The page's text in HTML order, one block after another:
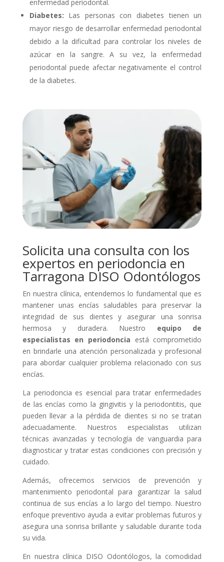
enfermedad periodontal.
Diabetes: Las personas con diabetes tienen un
mayor riesgo de desarrollar enfermedad periodontal
debido a la dificultad para controlar los niveles de
azúcar en la sangre. A su vez, la enfermedad
periodontal puede afectar negativamente el control
de la diabetes.
Solicita una consulta con los
expertos en periodoncia en
Tarragona DISO Odontólogos
En nuestra clínica, entendemos lo fundamental que es
mantener unas encías saludables para preservar la
integridad de sus dientes y asegurar una sonrisa
hermosa y duradera. Nuestro equipo de
especialistas en periodoncia está comprometido
en brindarle una atención personalizada y profesional
para abordar cualquier problema relacionado con sus
encías.
La periodoncia es esencial para tratar enfermedades
de las encías como la gingivitis y la periodontitis, que
pueden llevar a la pérdida de dientes si no se tratan
adecuadamente. Nuestros especialistas utilizan
técnicas avanzadas y tecnología de vanguardia para
diagnosticar y tratar estas condiciones con precisión y
cuidado.
Además, ofrecemos servicios de prevención y
mantenimiento periodontal para garantizar la salud
continua de sus encías a lo largo del tiempo. Nuestro
enfoque preventivo ayuda a evitar problemas futuros y
asegura una sonrisa brillante y saludable durante toda
su vida.
En nuestra clínica DISO Odontólogos, la comodidad